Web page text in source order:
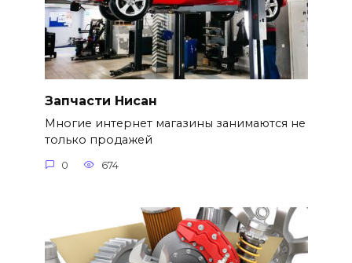
Запчасти Нисан
Многие интернет магазины занимаются не
только продажей
0 674